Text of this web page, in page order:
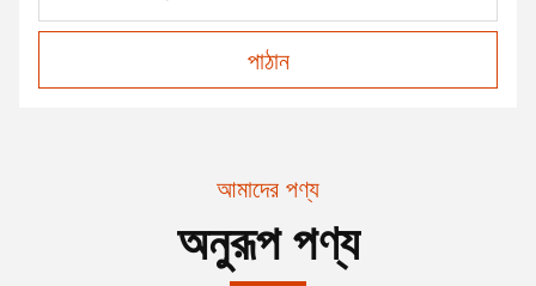
পাঠান
আমাদের পণ্য
অনুরূপ পণ্য